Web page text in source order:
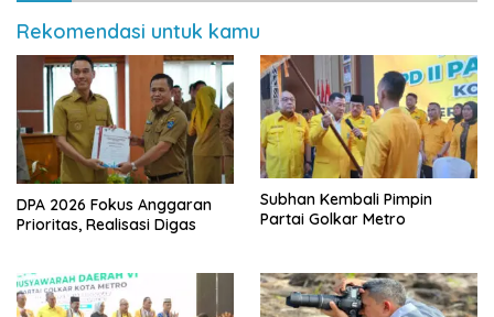
Rekomendasi untuk kamu
DPA 2026 Fokus Anggaran
Prioritas, Realisasi Digas
Subhan Kembali Pimpin
Partai Golkar Metro